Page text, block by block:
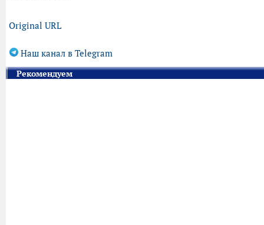
Original URL
Наш канал в Telegram
Рекомендуем